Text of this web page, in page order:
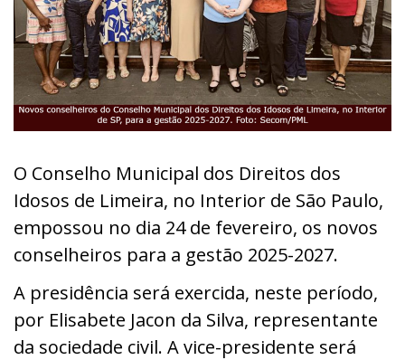
O Conselho Municipal dos Direitos dos
Idosos de Limeira, no Interior de São Paulo,
empossou no dia 24 de fevereiro, os novos
conselheiros para a gestão 2025-2027.
A presidência será exercida, neste período,
por Elisabete Jacon da Silva, representante
da sociedade civil. A vice-presidente será